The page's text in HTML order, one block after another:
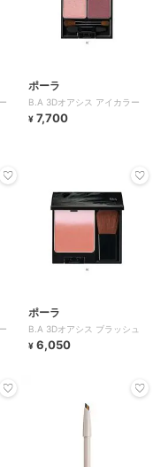
ポーラ
B.A 3Dオアシス アイカラー
¥ 7,700
ポーラ
B.A 3Dオアシス ブラッシュ
¥ 6,050